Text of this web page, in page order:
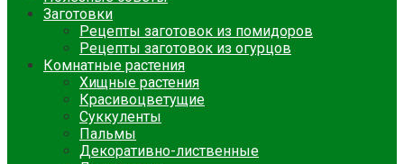
Заготовки
Рецепты заготовок из помидоров
Рецепты заготовок из огурцов
Комнатные растения
Хищные растения
Красивоцветущие
Суккуленты
Пальмы
Декоративно-лиственные